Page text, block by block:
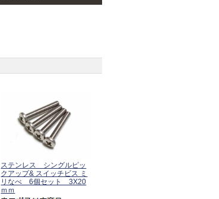
ステンレス シングルピッ
クアップ& スイッチビス ミ
リなべ 6個セット 3X20
ｍｍ